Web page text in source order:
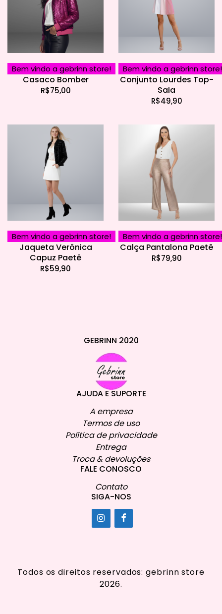
Bem vindo a gebrinn store!
Casaco Bomber
R$75,00
Bem vindo a gebrinn store!
Conjunto Lourdes Top-
Saia
R$49,90
Bem vindo a gebrinn store!
Jaqueta Verônica
Capuz Paetê
R$59,90
Bem vindo a gebrinn store!
Calça Pantalona Paetê
R$79,90
GEBRINN 2020
AJUDA E SUPORTE
A empresa
Termos de uso
Política de privacidade
Entrega
Troca & devoluções
FALE CONOSCO
Contato
SIGA-NOS
Todos os direitos reservados: gebrinn store
2026.